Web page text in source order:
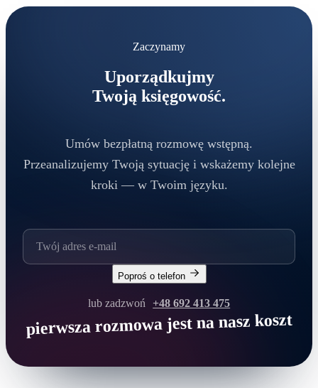
Zaczynamy
Uporządkujmy
Twoją księgowość.
Umów bezpłatną rozmowę wstępną.
Przeanalizujemy Twoją sytuację i wskażemy kolejne
kroki — w Twoim języku.
Poproś o telefon
lub zadzwoń +48 692 413 475
pierwsza rozmowa jest na nasz koszt